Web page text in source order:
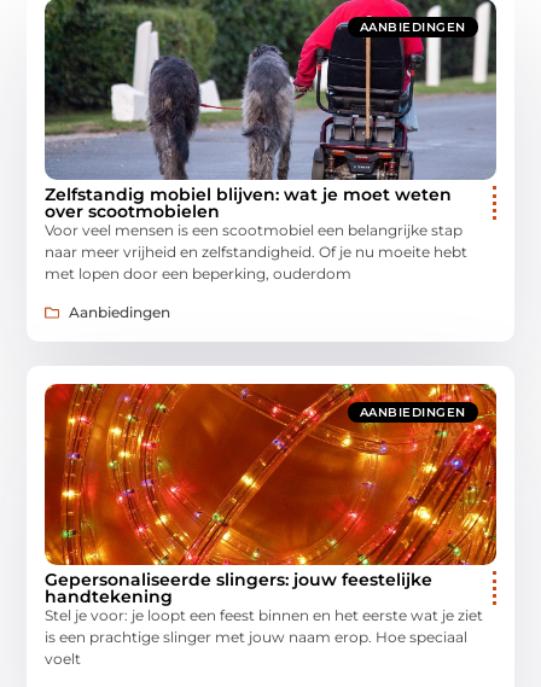
AANBIEDINGEN
Zelfstandig mobiel blijven: wat je moet weten
over scootmobielen
Voor veel mensen is een scootmobiel een belangrijke stap
naar meer vrijheid en zelfstandigheid. Of je nu moeite hebt
met lopen door een beperking, ouderdom
Aanbiedingen
AANBIEDINGEN
Gepersonaliseerde slingers: jouw feestelijke
handtekening
Stel je voor: je loopt een feest binnen en het eerste wat je ziet
is een prachtige slinger met jouw naam erop. Hoe speciaal
voelt